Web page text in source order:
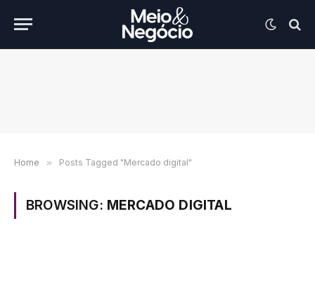
Home » Posts Tagged "Mercado digital"
BROWSING: MERCADO DIGITAL